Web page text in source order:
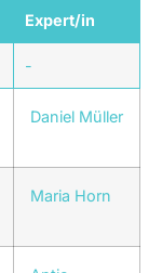
Expert/in
-
Daniel Müller
Maria Horn